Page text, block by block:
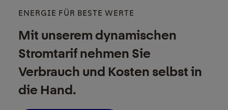
ENERGIE FÜR BESTE WERTE
Mit unserem dynamischen
Stromtarif nehmen Sie
Verbrauch und Kosten selbst in
die Hand.